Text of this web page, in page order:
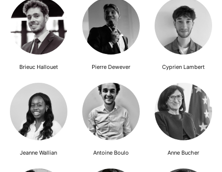
Brieuc Hallouet Pierre Dewever Cyprien Lambert
Jeanne Wallian Antoine Boulo Anne Bucher